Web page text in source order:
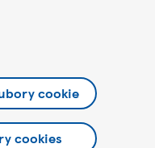
cookie
cookies